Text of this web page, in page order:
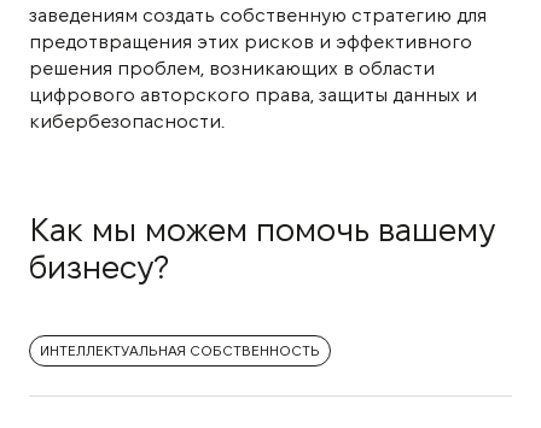
заведениям создать собственную стратегию для
предотвращения этих рисков и эффективного
решения проблем, возникающих в области
цифрового авторского права, защиты данных и
кибербезопасности.
Как мы можем помочь вашему
бизнесу?
ИНТЕЛЛЕКТУАЛЬНАЯ СОБСТВЕННОСТЬ